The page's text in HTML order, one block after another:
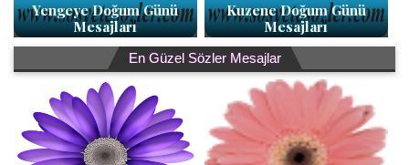
Yengeye Doğum Günü
Mesajları
Kuzene Doğum Günü
Mesajları
En Güzel Sözler Mesajlar